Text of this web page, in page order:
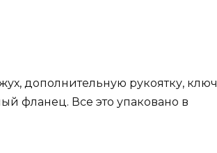
дополнительную рукоятку, ключ
фланец. Все это упаковано в